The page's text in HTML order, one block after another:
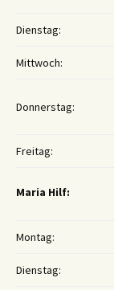
Dienstag:
Mittwoch:
Donnerstag:
Freitag:
Maria Hilf:
Montag:
Dienstag: